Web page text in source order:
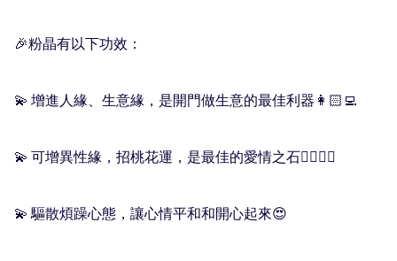
🎉粉晶有以下功效：
💫 增進人緣、生意緣，是開門做生意的最佳利器👩🏻‍💻
💫 可增異性緣，招桃花運，是最佳的愛情之石❤️‍🔥❤️‍🔥
💫 驅散煩躁心態，讓心情平和和開心起來😍